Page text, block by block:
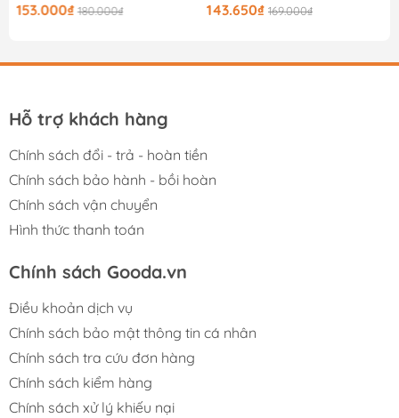
153.000₫ 180.000₫
143.650₫ 169.000₫
Hỗ trợ khách hàng
Chính sách đổi - trả - hoàn tiền
Chính sách bảo hành - bồi hoàn
Chính sách vận chuyển
Hình thức thanh toán
Chính sách Gooda.vn
Điều khoản dịch vụ
Chính sách bảo mật thông tin cá nhân
Chính sách tra cứu đơn hàng
Chính sách kiểm hàng
Chính sách xử lý khiếu nại